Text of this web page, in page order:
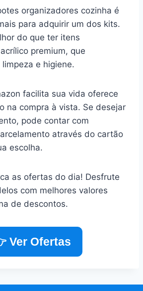
organizadores cozinha é
para adquirir um dos kits.
do que ter itens
premium, que
e higiene.
facilita sua vida oferece
na compra à vista. Se desejar
pode contar com
através do cartão
escolha.
as ofertas do dia! Desfrute
com melhores valores
de descontos.
Ver Ofertas